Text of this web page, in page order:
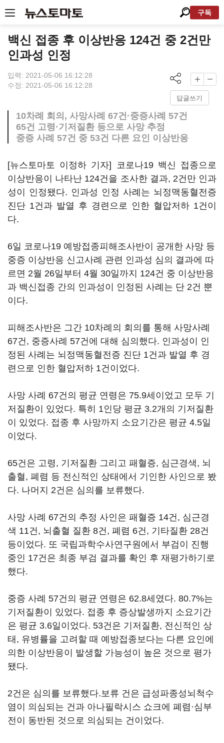
구독
백신 접종 후 이상반응 124건 중 2건만
인과성 인정
입력: 2021-05-06 16:12:28
수정: 2021-05-06 16:12:28
답글쓰기
10차례 회의, 사망사례 67건·중증사례 57건
65건 고령·기저질환 등으로 사망 추정
중증 사례 57건 중 53건 다른 요인 이상반응
[뉴스토마토 이정하 기자] 코로나19 백신 접종으로
이상반응이 나타난 124건을 조사한 결과, 2건만 인과
성이 인정됐다. 인과성 인정 사례는 뇌정맥동혈전증
진단 1건과 발열 후 경련으로 인한 혈압저하 1건이
다.
6일 코로나19 예방접종피해조사반이 공개한 사망 등
중증 이상반응 신고사례 관련 인과성 심의 결과에 따
르면 2월 26일부터 4월 30일까지 124건 중 이상반응
과 백신접종 간의 인과성이 인정된 사례는 단 2건 뿐
이다.
피해조사반은 그간 10차례의 회의를 통해 사망사례
67건, 중증사례 57건에 대해 심의했다. 인과성이 인
정된 사례는 뇌정맥동혈전증 진단 1건과 발열 후 경
련으로 인한 혈압저하 1건이었다.
사망 사례 67건의 평균 연령은 75.9세이었고 모두 기
저질환이 있었다. 특히 1인당 평균 3.2개의 기저질환
이 있었다. 접종 후 사망까지 소요기간은 평균 4.5일
이었다.
65건은 고령, 기저질환 그리고 패혈증, 심근경색, 뇌
출혈, 폐렴 등 전신적인 상태에서 기인한 사인으로 봤
다. 나머지 2건은 심의를 보류했다.
사망 사례 67건의 추정 사인은 패혈증 14건, 심근경
색 11건, 뇌출혈 질환 8건, 폐렴 6건, 기타질환 28건
등이었다. 또 국립과학수사연구원에서 부검이 진행
중인 17건은 최종 부검 결과를 확인 후 재평가하기로
했다.
중증 사례 57건의 평균 연령은 62.8세였다. 80.7%는
기저질환이 있었다. 접종 후 증상발생까지 소요기간
은 평균 3.6일이었다. 53건은 기저질환, 전신적인 상
태, 유병률을 고려할 때 예방접종보다는 다른 요인에
의한 이상반응이 발생할 가능성이 높은 것으로 평가
됐다.
2건은 심의를 보류했다.보류 건은 급성파종성뇌척수
염이 의심되는 건과 아나필락시스 쇼크에 폐렴·심부
전이 동반된 것으로 의심되는 건이었다.